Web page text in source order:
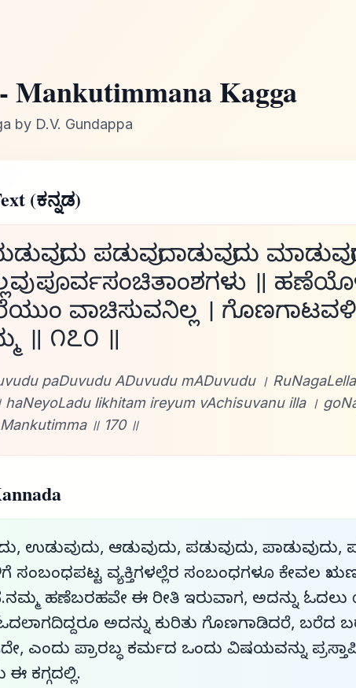
-Mankutimmana Kagga
by D.V. Gundappa
(ಕನ್ನಡ)
ಪಡುವುದಾಡುವುದು
ಪೂರ್ವಸಂಚಿತಾಂಶಗಳು ॥
ವಾಚಿಸುವನಿಲ್ಲ ।
॥ ೧೭೦ ॥
paDuvudu ADuvudu mADuvudu ।
haNeyoLadu likhitam ireyum vAchisuvanu illa ।
॥ 170 ॥
ಉಡುವುದು, ಆಡುವುದು, ಪಡುವುದು, ಪಾಡುವುದು,
ಸಂಬಂಧಪಟ್ಟ ವ್ಯಕ್ತಿಗಳಲ್ಲೆರ ಸಂಬಂಧಗಳೂ ಕೇವಲ
ಹಣೆಬರಹವೇ ಈ ರೀತಿ ಇರುವಾಗ, ಅದನ್ನು
ಓದಲಾಗದಿದ್ದರೂ ಅದನ್ನು ಕುರಿತು ಗೊಣಗಾಡಿದರೆ, ಬರೆದ
ಎಂದು ಪ್ರಾರಬ್ಧ ಕರ್ಮದ ಒಂದು ವಿಷಯವನ್ನು
ಈ ಕಗ್ಗದಲ್ಲಿ.